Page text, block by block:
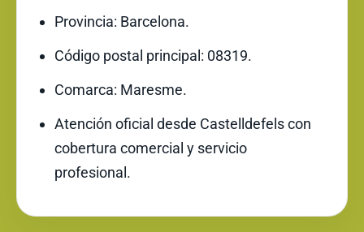
Provincia: Barcelona.
Código postal principal: 08319.
Comarca: Maresme.
Atención oficial desde Castelldefels con
cobertura comercial y servicio
profesional.